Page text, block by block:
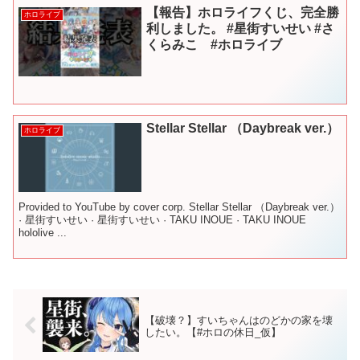
ホロライブ
【報告】ホロライフくじ、完全勝
利しました。 #星街すいせい #さ
くらみこ #ホロライブ
ホロライブ Stellar Stellar （Daybreak ver.）
Provided to YouTube by cover corp. Stellar Stellar （Daybreak ver.）
· 星街すいせい · 星街すいせい · TAKU INOUE · TAKU INOUE
hololive ...
【破壊？】すいちゃんはのどかの家を壊
したい。【#ホロの休日_仮】